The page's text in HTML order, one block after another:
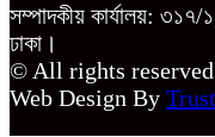
সম্পাদকীয় কার্যালয়: ৩১৭/
ঢাকা।
© All rights reserved
Web Design By